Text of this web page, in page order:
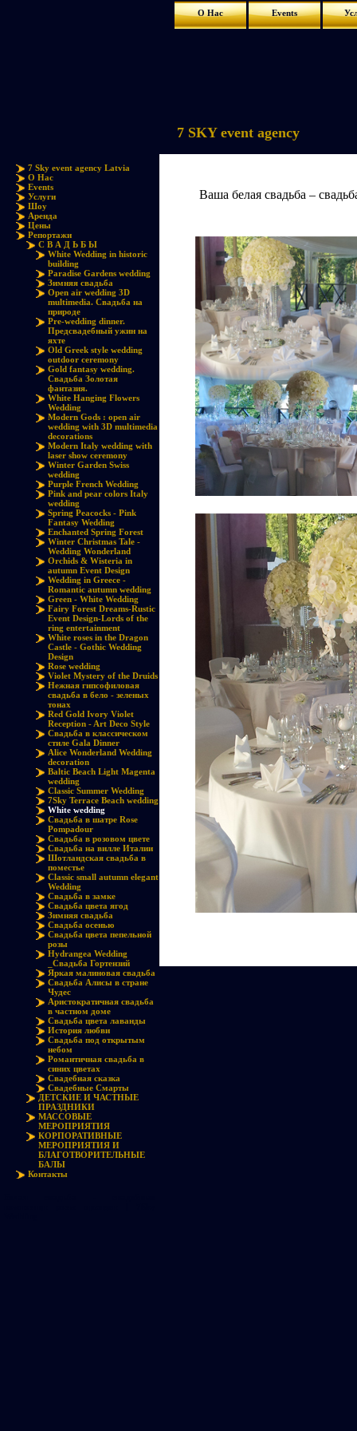
О Нас Events
7 Sky event agency Latvia
О Нас
Events
Услуги
Шоу
Аренда
Цены
Репортажи
С В А Д Ь Б Ы
White Wedding in historic
building
Paradise Gardens wedding
Зимняя свадьба
Open air wedding 3D
multimedia. Свадьба на
природе
Pre-wedding dinner.
Предсвадебный ужин на
яхте
Old Greek style wedding
outdoor ceremony
Gold fantasy wedding.
Свадьба Золотая
фантазия.
White Hanging Flowers
Wedding
Modern Gods : open air
wedding with 3D multimedia
decorations
Modern Italy wedding with
laser show ceremony
Winter Garden Swiss
wedding
Purple French Wedding
Pink and pear colors Italy
wedding
Spring Peacocks - Pink
Fantasy Wedding
Enchanted Spring Forest
Winter Christmas Tale -
Wedding Wonderland
Orchids & Wisteria in
autumn Event Design
Wedding in Greece -
Romantic autumn wedding
Green - White Wedding
Fairy Forest Dreams-Rustic
Event Design-Lords of the
ring entertainment
White roses in the Dragon
Castle - Gothic Wedding
Design
Rose wedding
Violet Mystery of the Druids
Нежная гипсофиловая
свадьба в бело - зеленых
тонах
Red Gold Ivory Violet
Reception - Art Deco Style
Свадьба в классическом
стиле Gala Dinner
Alice Wonderland Wedding
decoration
Baltic Beach Light Magenta
wedding
Classic Summer Wedding
7Sky Terrace Beach wedding
White wedding
Cвадьба в шатре Rose
Pompadour
Свадьба в розовом цвете
Свадьба на вилле Италии
Шотландская свадьба в
поместье
Classic small autumn elegant
Wedding
Свадьба в замке
Свадьба цвета ягод
Зимняя свадьба
Свадьба осенью
Свадьба цвета пепельной
розы
Hydrangea Wedding
_Свадьба Гортензий
Яркая малиновая свадьба
Свадьба Алисы в стране
Чудес
Аристократичная свадьба
в частном доме
Свадьба цвета лаванды
История любви
Свадьба под открытым
небом
Романтичная свадьба в
синих цветах
Свадебная сказка
Свадебные Смарты
ДЕТСКИЕ И ЧАСТНЫЕ
ПРАЗДНИКИ
МАССОВЫЕ
МЕРОПРИЯТИЯ
КОРПОРАТИВНЫЕ
МЕРОПРИЯТИЯ И
БЛАГОТВОРИТЕЛЬНЫЕ
БАЛЫ
Контакты
7 SKY event agency
Ваша белая свадьба –